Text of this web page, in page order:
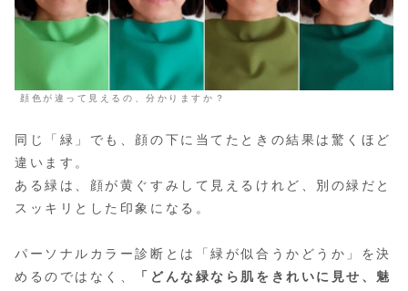
顔色が違って見えるの、分かりますか？
同じ「緑」でも、顔の下に当てたときの結果は驚くほど
違います。
ある緑は、顔が黄ぐすみして見えるけれど、別の緑だと
スッキリとした印象になる。
パーソナルカラー診断とは「緑が似合うかどうか」を決
めるのではなく、
「どんな緑なら肌をきれいに見せ、魅